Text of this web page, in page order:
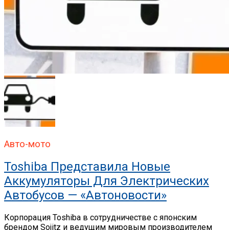
Авто-мото
Toshiba Представила Новые
Аккумуляторы Для Электрических
Автобусов — «Автоновости»
Корпорация Toshiba в сотрудничестве с японским
брендом Sojitz и ведущим мировым производителем